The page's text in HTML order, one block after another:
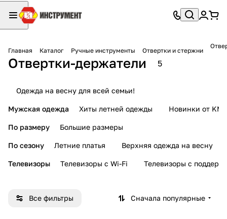
Главная Каталог Ручные инструменты Отвертки и стержни
Отвертки-держатели 5
Одежда на весну для всей семьи!
Мужская одежда Хиты летней одежды Новинки от KMI
По размеру Большие размеры
По сезону Летние платья Верхняя одежда на весну
Телевизоры Телевизоры с Wi-Fi Телевизоры с
Все фильтры Сначала популярные